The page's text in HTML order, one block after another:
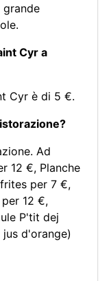
grande
Cyr a
Cyr è di 5 €.
Ad
12 €, Planche
per 7 €,
12 €,
P'tit dej
d'orange)